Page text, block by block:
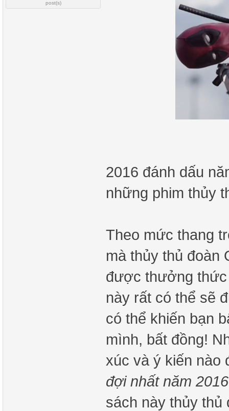
post(s)
2016 đánh dấu
những phim thủy
Theo mức thang
mà thủy thủ đoàn
được thưởng thức
này rất có thể sẽ
có thể khiến bạn
mình, bất đồng!
xúc và ý kiến nào
đợi nhất năm 2016
sách này thủy